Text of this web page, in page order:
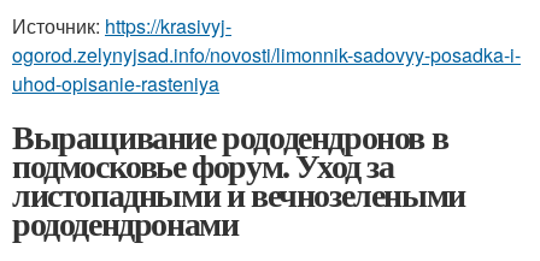
Источник: https://krasivyj-
ogorod.zelynyjsad.info/novosti/limonnik-sadovyy-posadka-i-
uhod-opisanie-rasteniya
Выращивание рододендронов в
подмосковье форум. Уход за
листопадными и вечнозелеными
рододендронами